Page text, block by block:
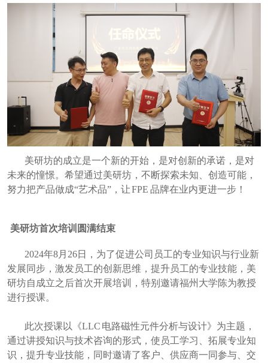
美研坊的成立是一个新的开始，是对创新的承诺，是对
未来的憧憬。希望通过美研坊，不断探索未知、创造可能，
努力把产品做成“艺术品”，让 FPE 品牌在业内更进一步！
美研坊首次培训圆满结束
2024年8月26日，为了促进公司员工的专业知识与行业新
发展同步，激发员工的创新思维，提升员工的专业技能，美
研坊自成立之后首次开展培训，特别邀请福州大学陈为教授
进行授课。
此次授课以《LLC 电路磁性元件分析与设计》为主题，
通过讲授知识与技术咨询的形式，使员工学习、拓展专业知
识，提升专业技能，同时邀请了客户、供应商一同参与、交